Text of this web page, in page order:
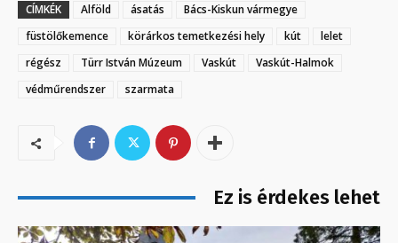
CÍMKÉK Alföld ásatás
Bács-Kiskun vármegye
füstölőkemence
körárkos temetkezési hely kút
lelet
régész
Türr István Múzeum Vaskút
Vaskút-Halmok
védműrendszer
szarmata
Ez is érdekes lehet